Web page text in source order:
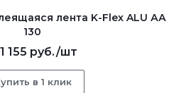
лента K-Flex ALU АА
130
1 155 руб./шт
в 1 клик